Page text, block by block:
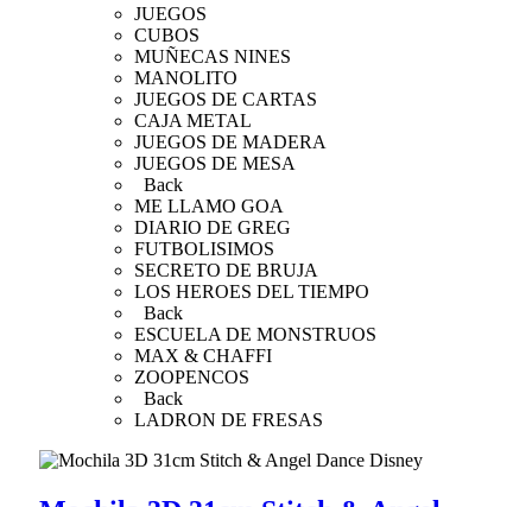
JUEGOS
CUBOS
MUÑECAS NINES
MANOLITO
JUEGOS DE CARTAS
CAJA METAL
JUEGOS DE MADERA
JUEGOS DE MESA
Back
ME LLAMO GOA
DIARIO DE GREG
FUTBOLISIMOS
SECRETO DE BRUJA
LOS HEROES DEL TIEMPO
Back
ESCUELA DE MONSTRUOS
MAX & CHAFFI
ZOOPENCOS
Back
LADRON DE FRESAS